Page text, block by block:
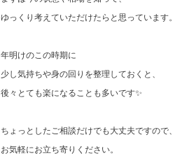
ゆっくり考えていただけたらと思っています。
年明けのこの時期に
少し気持ちや身の回りを整理しておくと、
後々とても楽になることも多いです✨
ちょっとしたご相談だけでも大丈夫ですので、
お気軽にお立ち寄りください。